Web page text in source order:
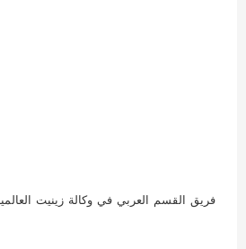
فريق القسم العربي في وكالة زينيت